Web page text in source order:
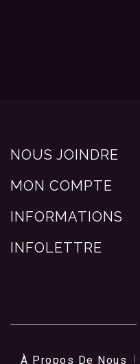
NOUS JOINDRE
MON COMPTE
INFORMATIONS
INFOLETTRE
À Propos De Nous